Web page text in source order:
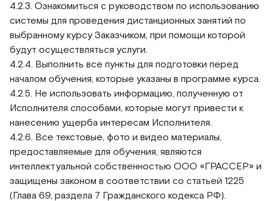
4.2.3. Ознакомиться с руководством по использованию
системы для проведения дистанционных занятий по
выбранному курсу Заказчиком, при помощи которой
будут осуществляться услуги.
4.2.4. Выполнить все пункты для подготовки перед
началом обучения, которые указаны в программе курса.
4.2.5. Не использовать информацию, полученную от
Исполнителя способами, которые могут привести к
нанесению ущерба интересам Исполнителя.
4.2.6. Все текстовые, фото и видео материалы,
предоставляемые для обучения, являются
интеллектуальной собственностью ООО «ГРАССЕР» и
защищены законом в соответствии со статьей 1225
(Глава 69, раздела 7 Гражданского кодекса РФ).